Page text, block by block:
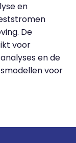
en
De
voor
en de
voor